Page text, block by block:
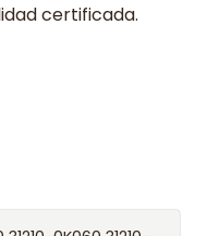
certificada.
desde 2019,